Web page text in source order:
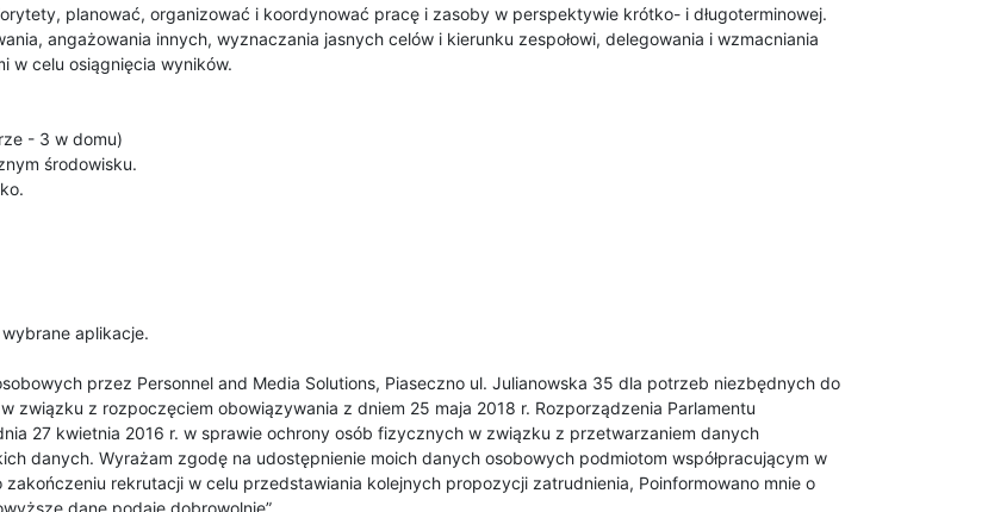
planować, organizować i koordynować pracę i zasoby w perspektywie krótko- i długoterminowej.
angażowania innych, wyznaczania jasnych celów i kierunku zespołowi, delegowania i wzmacniania
w celu osiągnięcia wyników.
- 3 w domu)
środowisku.
aplikacje.
przez Personnel and Media Solutions, Piaseczno ul. Julianowska 35 dla potrzeb niezbędnych do
związku z rozpoczęciem obowiązywania z dniem 25 maja 2018 r. Rozporządzenia Parlamentu
27 kwietnia 2016 r. w sprawie ochrony osób fizycznych w związku z przetwarzaniem danych
danych. Wyrażam zgodę na udostępnienie moich danych osobowych podmiotom współpracującym w
rekrutacji w celu przedstawiania kolejnych propozycji zatrudnienia, Poinformowano mnie o
dane podaję dobrowolnie”